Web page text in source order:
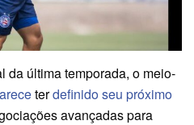
da última temporada, o meio-
terdefinido seu próximo
avançadas para